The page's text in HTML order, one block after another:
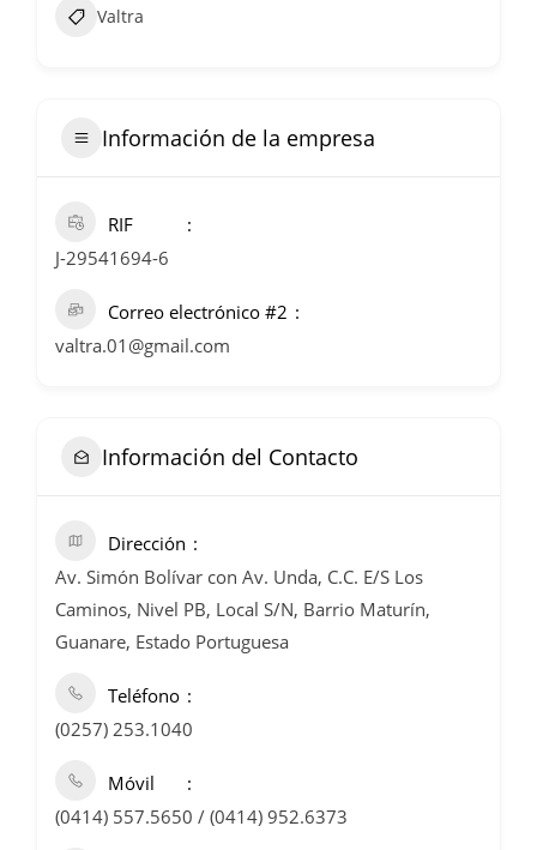
Valtra
Información de la empresa
RIF
J-29541694-6
Correo electrónico #2
valtra.01@gmail.com
Información del Contacto
Dirección
Av. Simón Bolívar con Av. Unda, C.C. E/S Los
Caminos, Nivel PB, Local S/N, Barrio Maturín,
Guanare, Estado Portuguesa
Teléfono
(0257) 253.1040
Móvil
(0414) 557.5650 / (0414) 952.6373